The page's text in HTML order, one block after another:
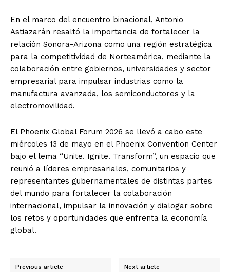
En el marco del encuentro binacional, Antonio
Astiazarán resaltó la importancia de fortalecer la
relación Sonora-Arizona como una región estratégica
para la competitividad de Norteamérica, mediante la
colaboración entre gobiernos, universidades y sector
empresarial para impulsar industrias como la
manufactura avanzada, los semiconductores y la
electromovilidad.
El Phoenix Global Forum 2026 se llevó a cabo este
miércoles 13 de mayo en el Phoenix Convention Center
bajo el lema “Unite. Ignite. Transform”, un espacio que
reunió a líderes empresariales, comunitarios y
representantes gubernamentales de distintas partes
del mundo para fortalecer la colaboración
internacional, impulsar la innovación y dialogar sobre
los retos y oportunidades que enfrenta la economía
global.
Previous article Next article